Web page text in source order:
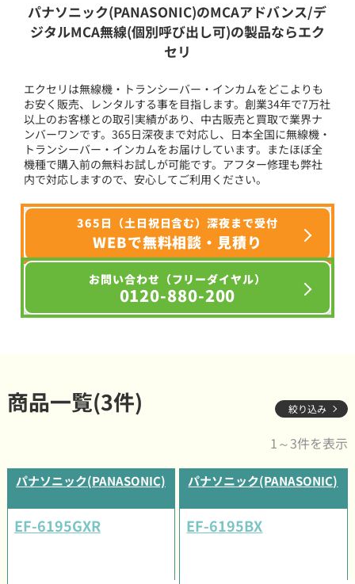
パナソニック(PANASONIC)のMCAアドバンス/デ
ジタルMCA無線(個別呼び出し可)の製品ならエク
セリ
エクセリは無線機・トランシーバー・インカムをどこよりも
お安く販売、レンタルする事を目指します。創業34年で7万社
以上のお客様との取引実績があり、中古販売と買取で業界ナ
ンバーワンです。365日深夜まで対応し、日本全国に無線機・
トランシーバー・インカムをお届けしています。またほぼ全
機種で購入前の無料お試しが可能です。アフター修理も弊社
内で対応しますので、安心してご利用ください。
365日（土日祝日含む）深夜まで受付
WEBで無料相談・見積り
お問い合わせ（フリーダイヤル）
0120-880-200
商品一覧(3件) 絞り込み
1～3件を表示
パナソニック(PANASONIC)
EF-6195GXR
パナソニック(PANASONIC)
EF-6195BX